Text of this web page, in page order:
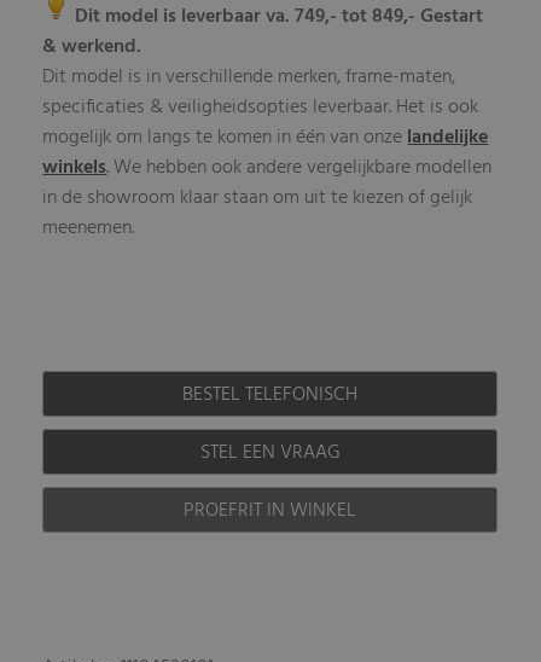
Dit model is leverbaar va. 749,- tot 849,- Gestart
& werkend.
Dit model is in verschillende merken, frame-maten,
specificaties & veiligheidsopties leverbaar. Het is ook
mogelijk om langs te komen in één van onzelandelijke
winkels. We hebben ook andere vergelijkbare modellen
in de showroom klaar staan om uit te kiezen of gelijk
meenemen.
BESTEL TELEFONISCH
STEL EEN VRAAG
PROEFRIT IN WINKEL